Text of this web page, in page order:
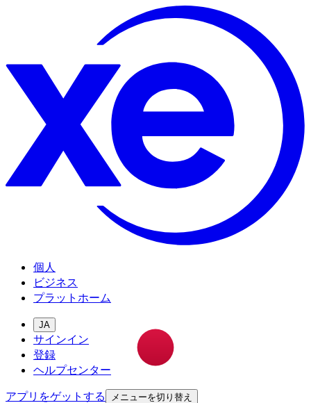
個人
ビジネス
プラットホーム
JA
サインイン
登録
ヘルプセンター
アプリをゲットする
メニューを切り替え